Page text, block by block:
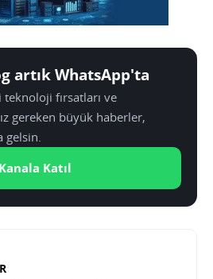
artık WhatsApp'ta
fırsatları ve
gereken büyük haberler,
Kanala Katıl